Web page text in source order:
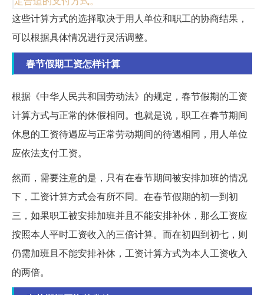
这些计算方式的选择取决于用人单位和职工的协商结果，
可以根据具体情况进行灵活调整。
春节假期工资怎样计算
根据《中华人民共和国劳动法》的规定，春节假期的工资
计算方式与正常的休假相同。也就是说，职工在春节期间
休息的工资待遇应与正常劳动期间的待遇相同，用人单位
应依法支付工资。
然而，需要注意的是，只有在春节期间被安排加班的情况
下，工资计算方式会有所不同。在春节假期的初一到初
三，如果职工被安排加班并且不能安排补休，那么工资应
按照本人平时工资收入的三倍计算。而在初四到初七，则
仍需加班且不能安排补休，工资计算方式为本人工资收入
的两倍。